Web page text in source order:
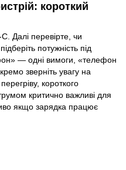
короткий
Далі перевірте, чи
потужність під
— одні вимоги, «телефон
зверніть увагу на
короткого
критично важливі для
якщо зарядка працює